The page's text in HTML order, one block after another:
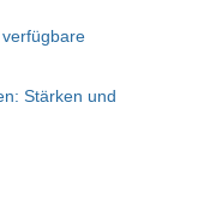
Stärken und